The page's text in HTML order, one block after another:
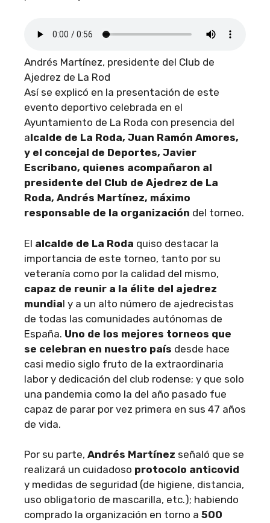
Andrés Martínez, presidente del Club de
Ajedrez de La Rod
Así se explicó en la presentación de este
evento deportivo celebrada en el
Ayuntamiento de La Roda con presencia del
alcalde de La Roda, Juan Ramón Amores,
y el concejal de Deportes, Javier
Escribano, quienes acompañaron al
presidente del Club de Ajedrez de La
Roda, Andrés Martínez, máximo
responsable de la organización del torneo.
El alcalde de La Roda quiso destacar la
importancia de este torneo, tanto por su
veteranía como por la calidad del mismo,
capaz de reunir a la élite del ajedrez
mundial y a un alto número de ajedrecistas
de todas las comunidades autónomas de
España. Uno de los mejores torneos que
se celebran en nuestro país desde hace
casi medio siglo fruto de la extraordinaria
labor y dedicación del club rodense; y que solo
una pandemia como la del año pasado fue
capaz de parar por vez primera en sus 47 años
de vida.
Por su parte, Andrés Martínez señaló que se
realizará un cuidadoso protocolo anticovid
y medidas de seguridad (de higiene, distancia,
uso obligatorio de mascarilla, etc.); habiendo
comprado la organización en torno a 500